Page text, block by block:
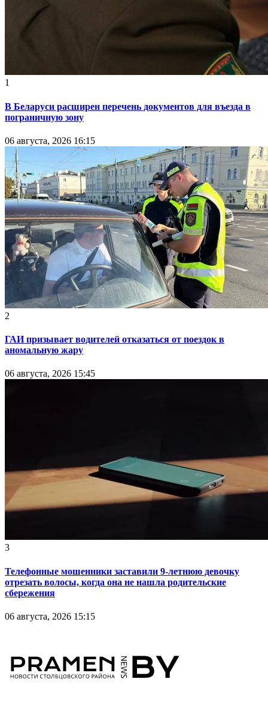
1
В Беларуси расширен перечень документов для въезда в
пограничную зону
06 августа, 2026 16:15
2
ГАИ призывает водителей отказаться от поездок в
аномальную жару
06 августа, 2026 15:45
3
Телефонные мошенники заставили 9-летнюю девочку
отрезать волосы, когда она не нашла родительские
сбережения
06 августа, 2026 15:15